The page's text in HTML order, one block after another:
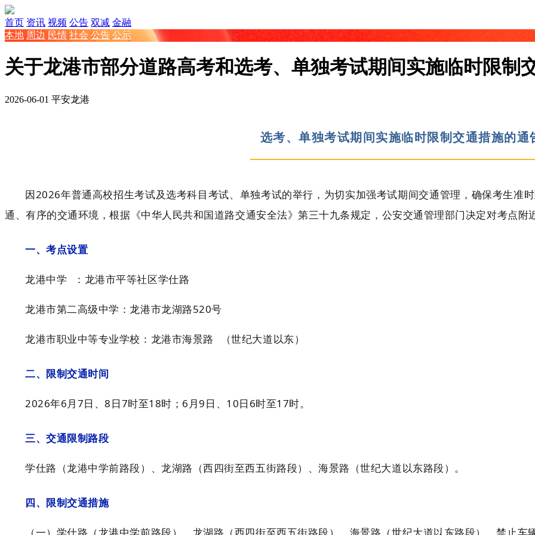
首页 资讯 视频 公告 双减 金融
本地 周边 民情 社会 公告 公示
关于龙港市部分道路高考和选考、单独考试期间实施临时限制
2026-06-01 平安龙港
选考、单独考试期间实施临时限制交通措施的通
因2026年普通高校招生考试及选考科目考试、单独考试的举行，为切实加强考试期间交通管理，确保考生准
通、有序的交通环境，根据《中华人民共和国道路交通安全法》第三十九条规定，公安交通管理部门决定对考点附
一、考点设置
龙港中学 ：龙港市平等社区学仕路
龙港市第二高级中学：龙港市龙湖路520号
龙港市职业中等专业学校：龙港市海景路 （世纪大道以东）
二、限制交通时间
2026年6月7日、8日7时至18时；6月9日、10日6时至17时。
三、交通限制路段
学仕路（龙港中学前路段）、龙湖路（西四街至西五街路段）、海景路（世纪大道以东路段）。
四、限制交通措施
（一）学仕路（龙港中学前路段），龙湖路（西四街至西五街路段），海景路（世纪大道以东路段），禁止车